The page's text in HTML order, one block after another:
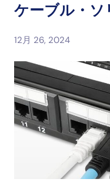
ケーブル・ソ
12月 26, 2024